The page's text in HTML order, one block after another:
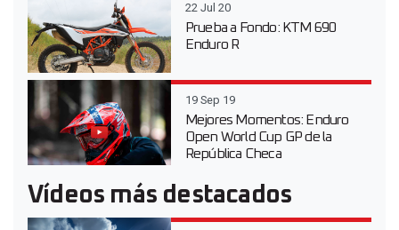
22 Jul 20
Prueba a Fondo: KTM 690
Enduro R
19 Sep 19
Mejores Momentos: Enduro
Open World Cup GP de la
República Checa
Vídeos más destacados